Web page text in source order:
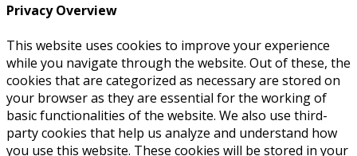
Privacy Overview
This website uses cookies to improve your experience
while you navigate through the website. Out of these, the
cookies that are categorized as necessary are stored on
your browser as they are essential for the working of
basic functionalities of the website. We also use third-
party cookies that help us analyze and understand how
you use this website. These cookies will be stored in your